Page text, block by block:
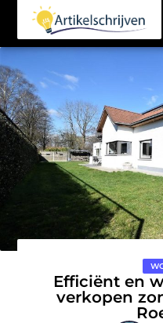
Efficiënt en
verkopen